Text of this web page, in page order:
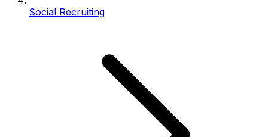
Social Recruiting